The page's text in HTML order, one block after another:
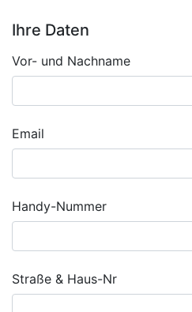
Ihre Daten
Vor- und Nachname
Email
Handy-Nummer
Straße & Haus-Nr